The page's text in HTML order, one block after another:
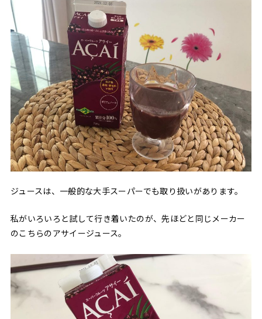
ジュースは、一般的な大手スーパーでも取り扱いがあります。
私がいろいろと試して行き着いたのが、先ほどと同じメーカー
のこちらのアサイージュース。